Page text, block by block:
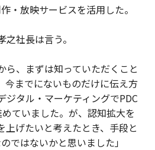
・放映サービスを活用した。
社長は言う。
ら、まずは知っていただくこと
今までにないものだけに伝え方
ジタル・マーケティングでPDC
ていました。が、認知拡大を
上げたいと考えたとき、手段と
ではないかと思いました」